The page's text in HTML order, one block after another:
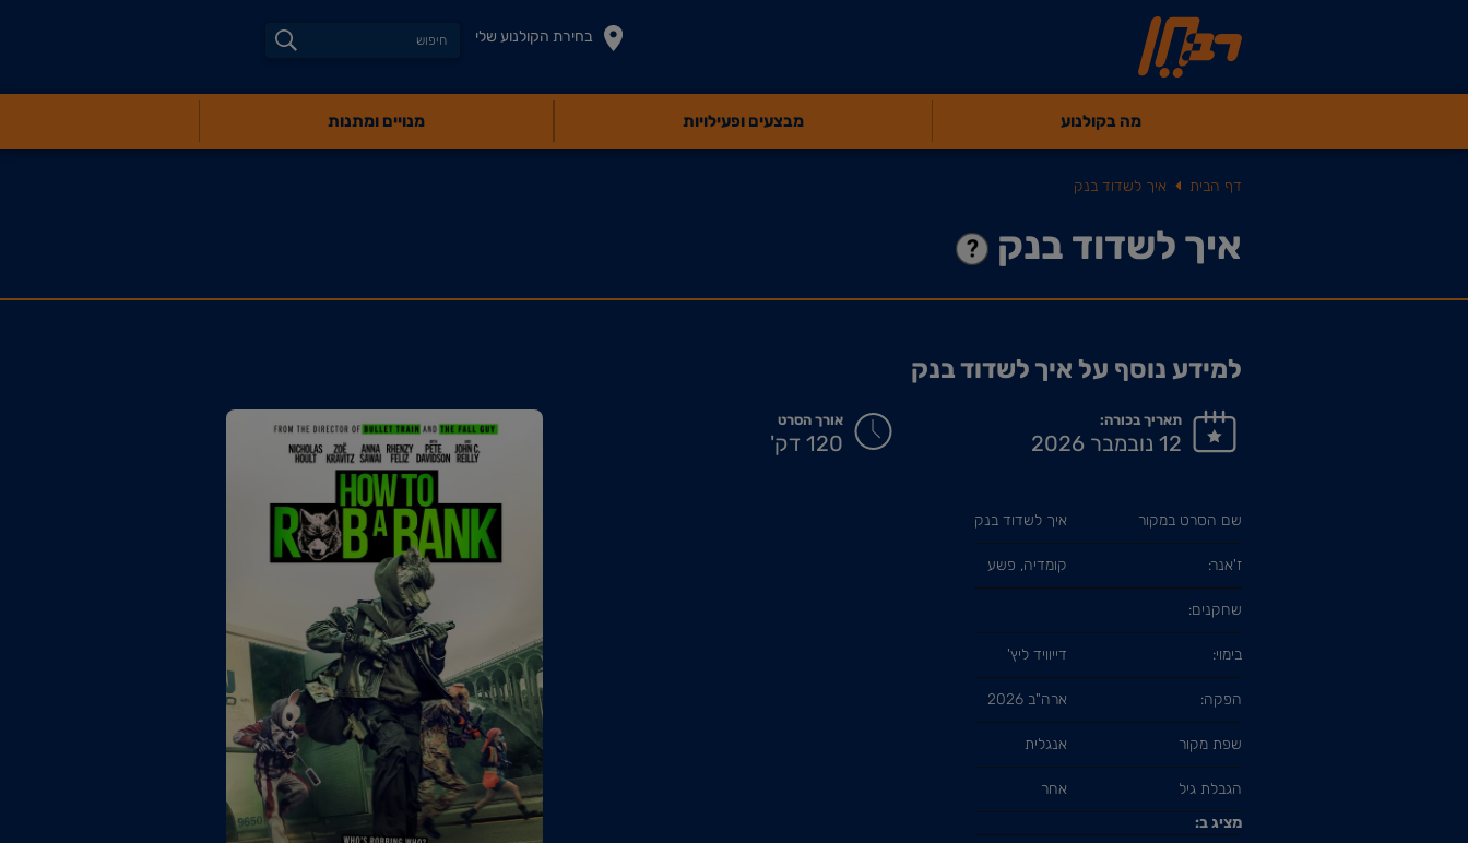
בחירת הקולנוע שלי
מה בקולנוע מבצעים ופעילויות מנויים ומתנות
דף הבית איך לשדוד בנק
איך לשדוד בנק
למידע נוסף על איך לשדוד בנק
תאריך בכורה:
12 נובמבר 2026
אורך הסרט
120 דק'
שם הסרט במקור איך לשדוד בנק
ז'אנר: קומדיה, פשע
שחקנים:
בימוי: דייוויד ליץ'
הפקה: ארה"ב 2026
שפת מקור אנגלית
הגבלת גיל
אחר
מציג ב: